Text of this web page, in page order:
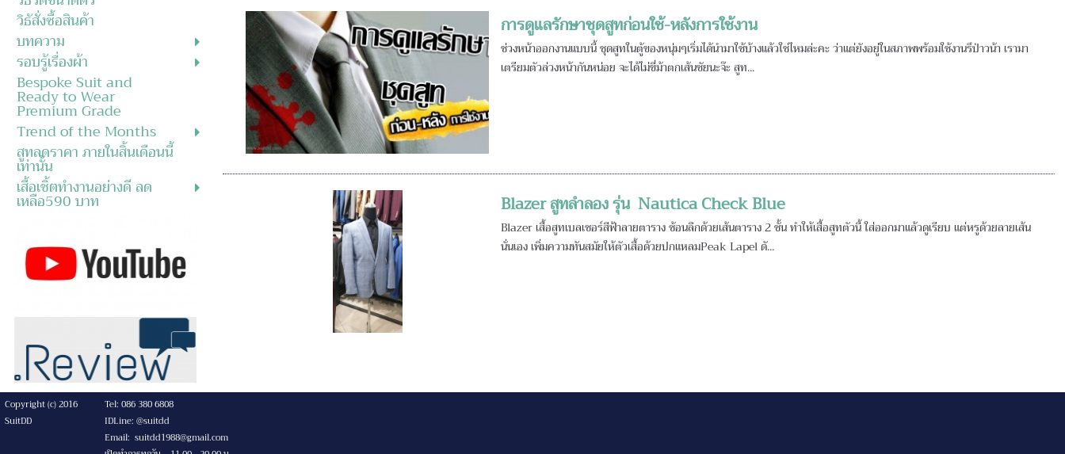
วิธัสั่งซื้อสินค้า
บทความ
รอบรู้เรื่องผ้า
Bespoke Suit and
Ready to Wear
Premium Grade
Trend of the Months
สูทลดราคา ภายในสิ้นเดือนนี้
เท่านั้น
เสื้อเชิ้ตทำงานอย่างดี ลด
เหลือ590 บาท
การดูแลรักษาชุดสูทก่อนใช้-หลังการใช้งาน
ช่วงหน้าออกงานแบบนี้ ชุดสูทในตู้ของหนุ่มๆเริ่มได้นำมาใช้บ้างแล้วใช่ไหมล่ะคะ ว่าแต่ยังอยู่ในสภาพพร้อมใช้งานรึป่าวน้า เรามา
เตรียมตัวล่วงหน้ากันหน่อย จะได้ไม่ขี่ม้าตกเส้นชัยนะจ๊ะ สูท...
Blazer สูทลำลอง รุ่น Nautica Check Blue
Blazer เสื้อสูทเบลเซอร์สีฟ้าลายตาราง ซ้อนลึกด้วยเส้นตาราง 2 ชั้น ทำให้เสื้อสูทตัวนี้ ใส่ออกมาแล้วดูเรียบ แต่หรูด้วยลายเส้น
นั่นเอง เพิ่มความทันสมัยให้ตัวเสื้อด้วยปกแหลมPeak Lapel ดั...
Copyright (c) 2016
Tel: 086 380 6808
SuitDD
IDLine: @suitdd
Email: suitdd1988@gmail.com